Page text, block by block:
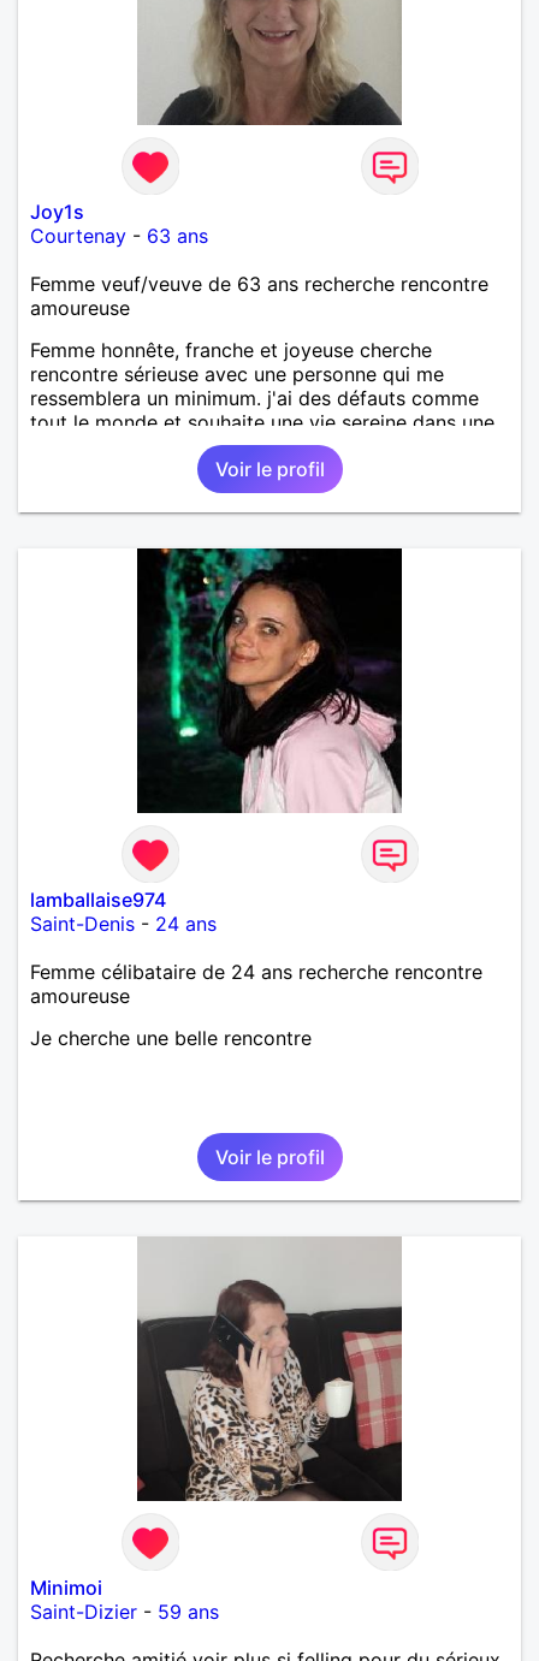
Joy1s
Courtenay - 63 ans
Femme veuf/veuve de 63 ans recherche rencontre
amoureuse
Femme honnête, franche et joyeuse cherche
rencontre sérieuse avec une personne qui me
ressemblera un minimum. j'ai des défauts comme
tout le monde et souhaite une vie sereine dans une
relation sur du long terme.
Voir le profil
lamballaise974
Saint-Denis - 24 ans
Femme célibataire de 24 ans recherche rencontre
amoureuse
Je cherche une belle rencontre
Voir le profil
Minimoi
Saint-Dizier - 59 ans